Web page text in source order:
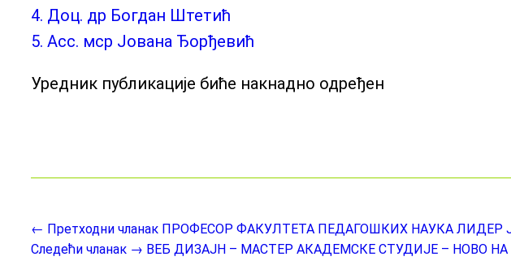
4. Доц. др Богдан Штетић
5. Асс. мср Јована Ђорђевић
Уредник публикације биће накнадно одређен
← Претходни чланак ПРОФЕСОР ФАКУЛТЕТА ПЕДАГОШКИХ НАУКА ЛИДЕР
Следећи чланак → ВЕБ ДИЗАЈН – МАСТЕР АКАДЕМСКЕ СТУДИЈЕ – НОВО